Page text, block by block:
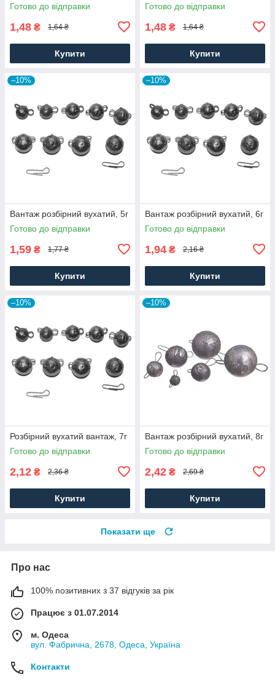
Готово до відправки
1,48 ₴ 1,64 ₴
Купити
Готово до відправки
1,48 ₴ 1,64 ₴
Купити
–10%
Вантаж розбірний вухатий, 5г
Готово до відправки
1,59 ₴ 1,77 ₴
Купити
–10%
Вантаж розбірний вухатий, 6г
Готово до відправки
1,94 ₴ 2,16 ₴
Купити
–10%
Розбірний вухатий вантаж, 7г
Готово до відправки
2,12 ₴ 2,36 ₴
Купити
–10%
Вантаж розбірний вухатий, 8г
Готово до відправки
2,42 ₴ 2,69 ₴
Купити
Показати ще
Про нас
100% позитивних з 37 відгуків за рік
Працює з 01.07.2014
м. Одеса
вул. Фабрична, 2678, Одеса, Україна
Контакти